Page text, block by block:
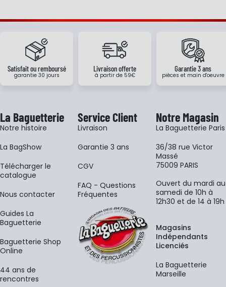
Satisfait ou remboursé
garantie 30 jours
Livraison offerte
à partir de 59€
Garantie 3 ans
pièces et main d'oeuvre
La Baguetterie
Notre histoire
La BagShow
​Télécharger le
catalogue
Nous contacter
Guides La
Baguetterie
Baguetterie Shop
Online
44 ans de
rencontres
Service Client
Livraison
Garantie 3 ans
CGV
FAQ - Questions
Fréquentes
Notre Magasin
La Baguetterie Paris
36/38 rue Victor
Massé
75009 PARIS
Ouvert du mardi au
samedi de 10h à
12h30 et de 14 à 19h
Magasins
Indépendants
Licenciés
La Baguetterie
Marseille